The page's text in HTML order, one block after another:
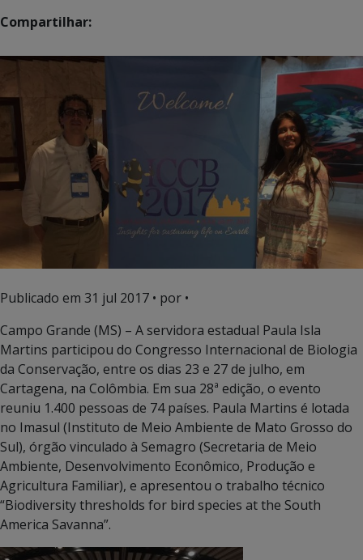
Compartilhar:
Publicado em 31 jul 2017 • por •
Campo Grande (MS) – A servidora estadual Paula Isla
Martins participou do Congresso Internacional de Biologia
da Conservação, entre os dias 23 e 27 de julho, em
Cartagena, na Colômbia. Em sua 28ª edição, o evento
reuniu 1.400 pessoas de 74 países. Paula Martins é lotada
no Imasul (Instituto de Meio Ambiente de Mato Grosso do
Sul), órgão vinculado à Semagro (Secretaria de Meio
Ambiente, Desenvolvimento Econômico, Produção e
Agricultura Familiar), e apresentou o trabalho técnico
“Biodiversity thresholds for bird species at the South
America Savanna”.